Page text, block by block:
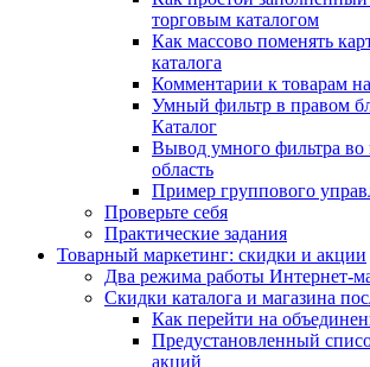
торговым каталогом
Как массово поменять
каталога
Комментарии к товарам
Умный фильтр в правом
Каталог
Вывод умного фильтра
область
Пример группового
Проверьте себя
Практические задания
Товарный маркетинг: скидки и акции
Два режима работы Интернет-
Скидки каталога и магазина
Как перейти на
Предустановленный
акций